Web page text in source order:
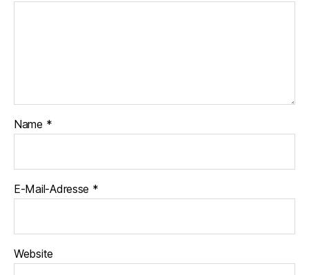
Name *
E-Mail-Adresse *
Website